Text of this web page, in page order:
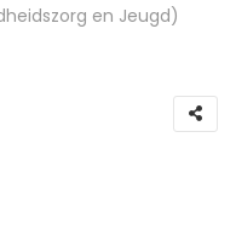
en Jeugd)